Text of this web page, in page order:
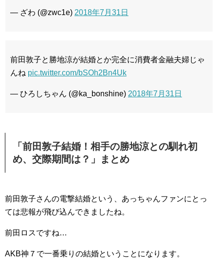
— ざわ (@zwc1e) 2018年7 月 31 日
前田敦子と勝地涼が結婚とか完全に消費者金融夫婦じゃ
んね pic.twitter.com/bSOh2Bn4Uk
— ひろしちゃん (@ka_bonshine) 2018年7 月 31 日
「前田敦子結婚！相手の勝地涼との馴れ初
め、交際期間は？」まとめ
前田敦子さんの電撃結婚という、あっちゃんファンにとっ
ては悲報が飛び込んできましたね。
前田ロスですね…
AKB神７で一番乗りの結婚ということになります。